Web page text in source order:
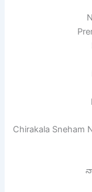
Chirakala Sneham